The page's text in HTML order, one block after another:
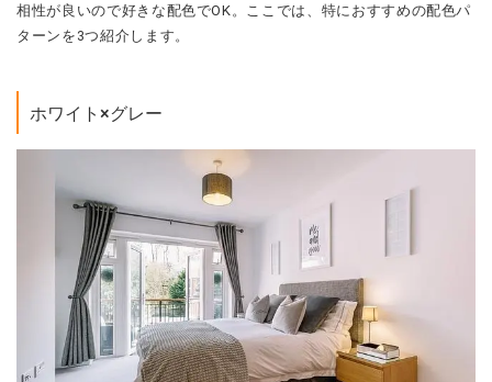
相性が良いので好きな配色でOK。ここでは、特におすすめの配色パ
ターンを3つ紹介します。
ホワイト×グレー